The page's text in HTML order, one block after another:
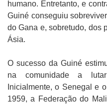
humano. Entretanto, e
Guiné conseguiu
do Gana e, sobretudo, dos
Ásia.
O sucesso da Guiné
na comunidade a
Inicialmente, o Senegal e
1959, a Federação do